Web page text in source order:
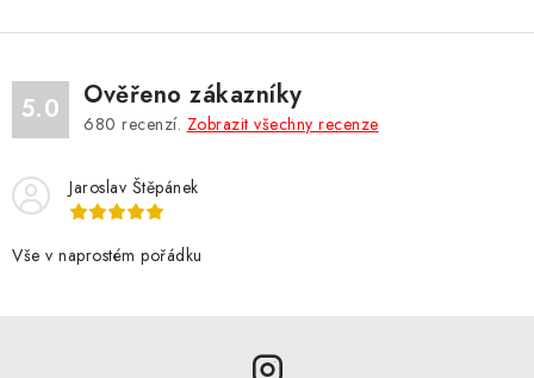
5.0 Ověřeno zákazníky
680 recenzí. Zobrazit všechny recenze
Jaroslav Štěpánek
Vše v naprostém pořádku